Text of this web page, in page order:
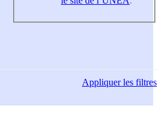
Appliquerles filtres